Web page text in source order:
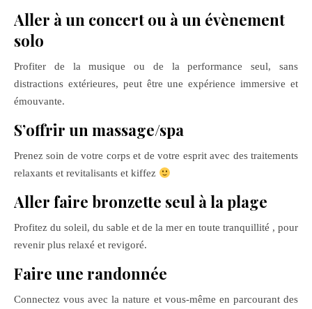
Aller à un concert ou à un évènement
solo
Profiter de la musique ou de la performance seul, sans
distractions extérieures, peut être une expérience immersive et
émouvante.
S’offrir un massage/spa
Prenez soin de votre corps et de votre esprit avec des traitements
relaxants et revitalisants et kiffez
Aller faire bronzette seul à la plage
Profitez du soleil, du sable et de la mer en toute tranquillité , pour
revenir plus relaxé et revigoré.
Faire une randonnée
Connectez vous avec la nature et vous-même en parcourant des